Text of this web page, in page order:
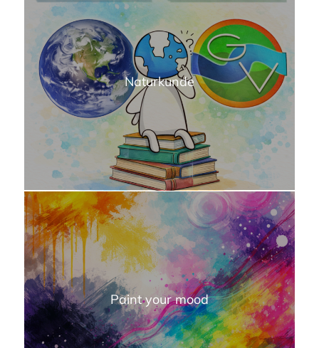
Naturkunde
Paint your mood